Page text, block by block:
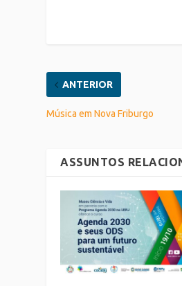
ANTERIOR
Música em Nova Friburgo
ASSUNTOS